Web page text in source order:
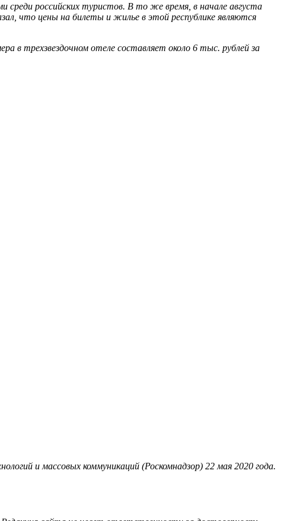
среди российских туристов. В то же время, в начале августа
что цены на билеты и жилье в этой республике являются
в трехзвездочном отеле составляет около 6 тыс. рублей за
и массовых коммуникаций (Роскомнадзор) 22 мая 2020 года.